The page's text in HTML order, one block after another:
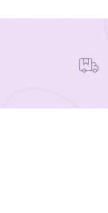
BIO